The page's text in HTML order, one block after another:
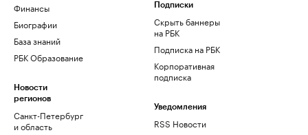
Финансы
Биографии
База знаний
РБК Образование
Новости
регионов
Санкт-Петербург
и область
Подписки
Скрыть баннеры
на РБК
Подписка на РБК
Корпоративная
подписка
Уведомления
RSS Новости